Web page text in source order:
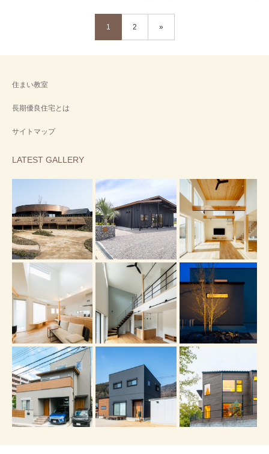
nico
1 2 »
住まい教室
長期優良住宅とは
サイトマップ
LATEST GALLERY